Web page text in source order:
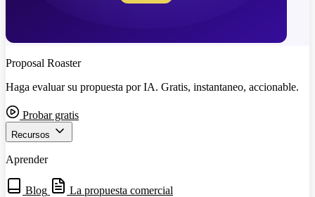
Proposal Roaster
Haga evaluar su propuesta por IA. Gratis, instantaneo, accionable.
Probar gratis
Recursos
Aprender
Blog
La propuesta comercial